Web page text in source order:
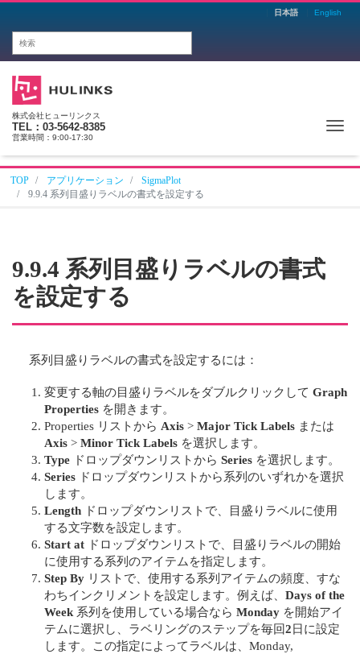
日本語 English
株式会社ヒューリンクス
TEL：03-5642-8385
営業時間：9:00-17:30
TOP アプリケーション
SigmaPlot
9.9.4 系列目盛りラベルの書式を設定する
9.9.4 系列目盛りラベルの書式
を設定する
系列目盛りラベルの書式を設定するには：
変更する軸の目盛りラベルをダブルクリックして Graph
Properties を開きます。
Properties リストから Axis > Major Tick Labels または
Axis > Minor Tick Labels を選択します。
Type ドロップダウンリストから Series を選択します。
Series ドロップダウンリストから系列のいずれかを選択
します。
Length ドロップダウンリストで、目盛りラベルに使用
する文字数を設定します。
Start at ドロップダウンリストで、目盛りラベルの開始
に使用する系列のアイテムを指定します。
Step By リストで、使用する系列アイテムの頻度、すな
わちインクリメントを設定します。例えば、 Days of the
Week 系列を使用している場合なら Monday を開始アイ
テムに選択し、ラベリングのステップを毎回2日に設定
します。この指定によってラベルは、Monday,